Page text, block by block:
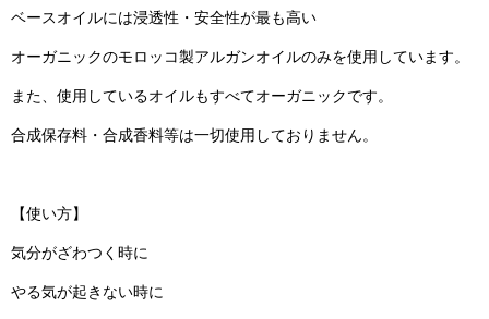
ベースオイルには浸透性・安全性が最も高い
オーガニックのモロッコ製アルガンオイルのみを使用しています。
また、使用しているオイルもすべてオーガニックです。
合成保存料・合成香料等は一切使用しておりません。
【使い方】
気分がざわつく時に
やる気が起きない時に